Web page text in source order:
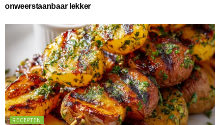
onweerstaanbaar lekker
RECEPTEN